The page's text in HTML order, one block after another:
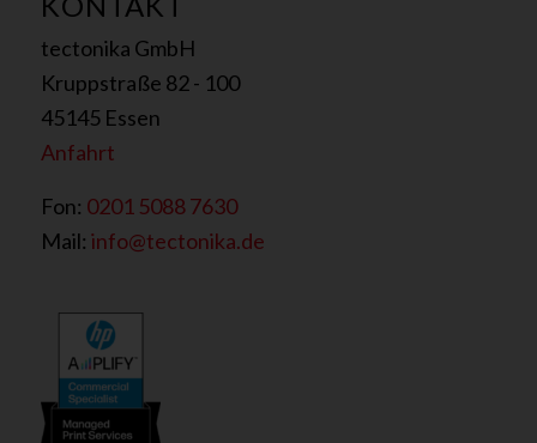
N
a
h
r
c
h
t
tectonika GmbH
Kruppstraße 82 - 100
45145 Essen
Anfahrt
Fon: 0201 5088 7630
Mail: info@tectonika.de